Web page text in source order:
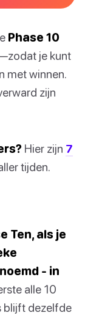
Phase 10
je kunt
met winnen.
zijn
Hier zijn 7
tijden.
Ten, als je
- in
alle 10
blijft dezelfde